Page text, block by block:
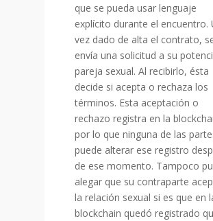
que se pueda usar lenguaje
explícito durante el encuentro.
vez dado de alta el contrato,
envía una solicitud a su
pareja sexual. Al recibirlo, ésta
decide si acepta o rechaza los
términos. Esta aceptación o
rechazo registra en la
por lo que ninguna de las
puede alterar ese registro
de ese momento. Tampoco
alegar que su contraparte
la relación sexual si es que en
blockchain quedó registrado